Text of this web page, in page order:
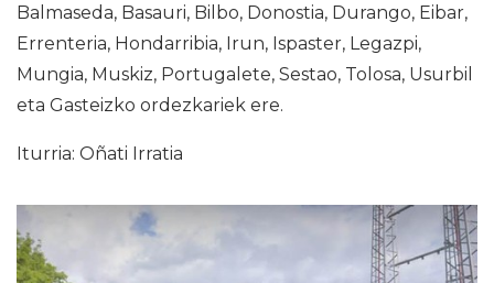
Balmaseda, Basauri, Bilbo, Donostia, Durango, Eibar,
Errenteria, Hondarribia, Irun, Ispaster, Legazpi,
Mungia, Muskiz, Portugalete, Sestao, Tolosa, Usurbil
eta Gasteizko ordezkariek ere.
Iturria: Oñati Irratia